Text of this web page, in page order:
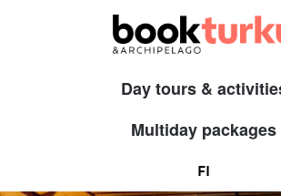
Day tours &
Multiday packages
FI